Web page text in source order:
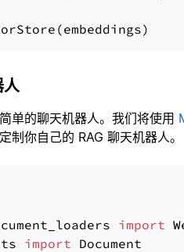
人
单的聊天机器人。我们将使用
制你自己的 RAG 聊天机器人。
import
import